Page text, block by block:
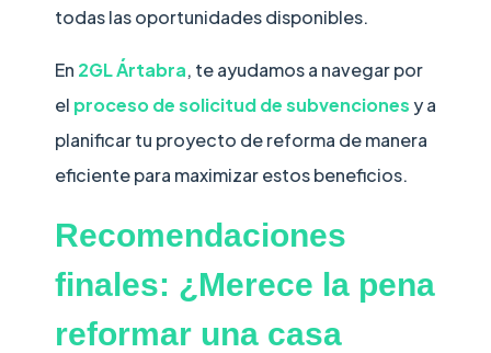
todas las oportunidades disponibles.
En 2GL Ártabra, te ayudamos a navegar por
el proceso de solicitud de subvencionesy a
planificar tu proyecto de reforma de manera
eficiente para maximizar estos beneficios.
Recomendaciones
finales: ¿Merece la pena
reformar una casa